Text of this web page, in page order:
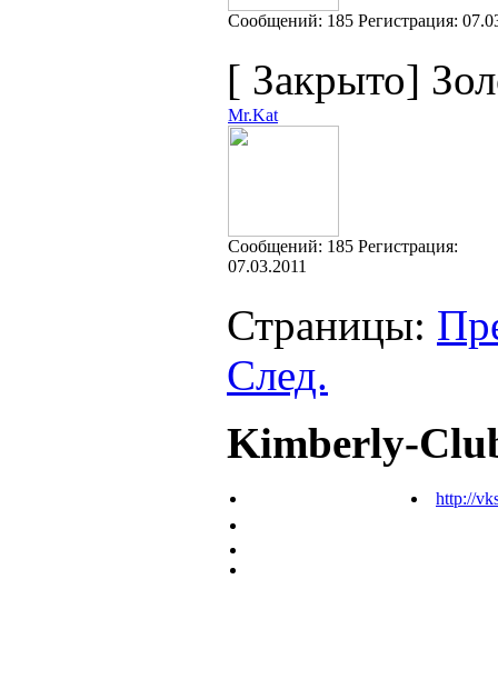
Cообщений: 185 Регистрация:
[ Закрыто]
Mr.Kat
Cообщений: 185 Регистрация:
07.03.2011
Страницы:
След.
Kimberly-
http://